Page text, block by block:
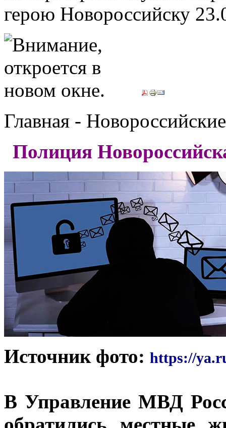
герою Новороссийску
Главная -
Полиция
Источник фото: https://
В Управление МВД